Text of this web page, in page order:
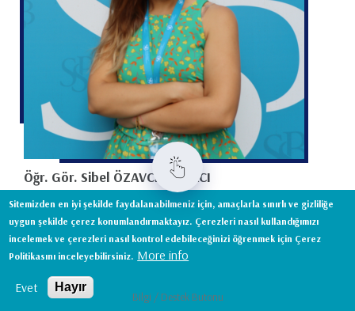
Öğr. Gör. Sibel ÖZAVCI KAMACI
Üye / Tıbbi Görüntüleme Teknikleri Programı
İstanbul Kampüs
sibel.ozavci@issb.edu.tr
Bilgi / Destek Butonu
Sitemizden en iyi şekilde faydalanabilmeniz için, amaçlarla sınırlı ve gizliliğe
uygun şekilde çerez konumlandırmaktayız. Çerezleri nasıl kullandığımızı
incelemek ve çerezleri nasıl kontrol edebileceğinizi öğrenmek için Çerez
Politikasını inceleyebilirsiniz. More info
Evet Hayır